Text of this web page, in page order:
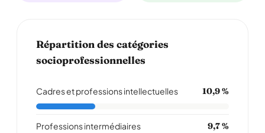
Répartition des catégories
socioprofessionnelles
Cadres et professions intellectuelles 10,9 %
Professions intermédiaires 9,7 %